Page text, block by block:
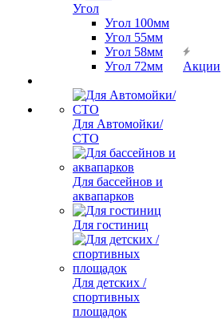
Угол
Угол 100мм
Угол 55мм
Угол 58мм
Угол 72мм
Для Автомойки/
СТО
Для бассейнов и
аквапарков
Для гостиниц
Для детских /
спортивных
площадок
Акции